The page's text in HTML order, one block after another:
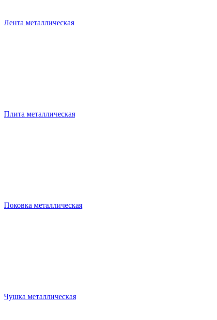
Лента металлическая
Плита металлическая
Поковка металлическая
Чушка металлическая